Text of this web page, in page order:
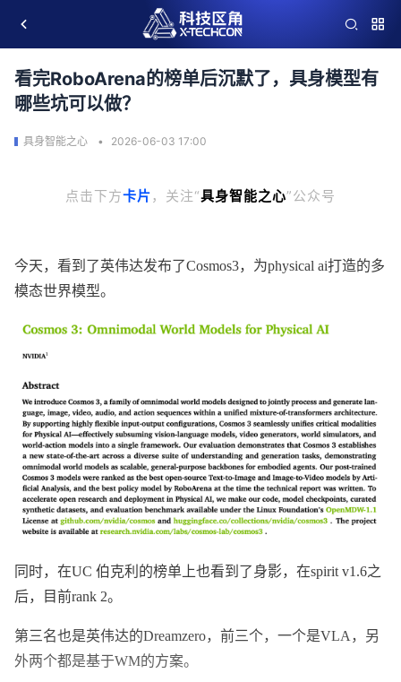
看完RoboArena的榜单后沉默了，具身模型有
哪些坑可以做？
具身智能之心 2026-06-03 17:00
点击下方卡片 ，关注“具身智能之心”公众号
今天，看到了英伟达发布了Cosmos3，为physical ai打造的多
模态世界模型。
同时，在UC 伯克利的榜单上也看到了身影，在spirit v1.6之
后，目前rank 2。
第三名也是英伟达的Dreamzero，前三个，一个是VLA，另
外两个都是基于WM的方案。